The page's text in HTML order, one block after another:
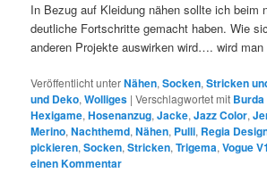
In Bezug auf Kleidung nähen sollte ich beim
deutliche Fortschritte gemacht haben. Wie
anderen Projekte auswirken wird…. wird man
Veröffentlicht unterNähen,Socken,Stricken
und Deko,Wolliges |Verschlagwortet mit
Hexigame,Hosenanzug,Jacke,Jazz Color,
Merino,Nachthemd,Nähen, Pulli, Regia
pickieren,Socken,Stricken,Trigema,Vogue
einen Kommentar